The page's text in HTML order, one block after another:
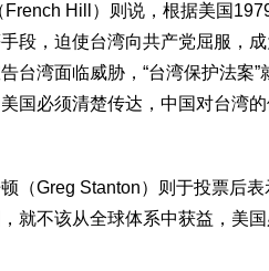
French Hill）则说，根据美国
段，迫使台湾向共产党屈服，
台湾面临威胁，“台湾保护法案
国必须清楚传达，中国对台湾
（Greg Stanton）则于投票后
就不该从全球体系中获益，美